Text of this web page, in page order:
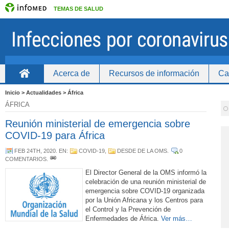
TEMAS DE SALUD
Acerca de Recursos de información
Inicio > Actualidades > África
ÁFRICA
Reunión ministerial de emergencia sobre
COVID-19 para África
FEB 24TH, 2020 . EN: COVID-19 DESDE DE LA OMS
0
COMENTARIOS
El Director General de la OMS informó la
celebración de una reunión ministerial de
emergencia sobre COVID-19 organizada
por la Unión Africana y los Centros para
el Control y la Prevención de
Enfermedades de África. Ver más…